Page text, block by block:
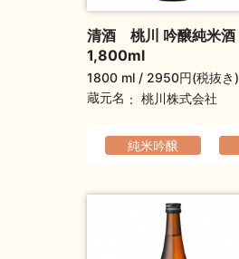
清酒 桃川 吟醸純米酒
1,800ml
1800 ml
2950円(税抜き)
蔵元名
桃川株式会社
純米吟醸